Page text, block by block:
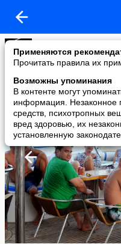
Применяются
Прочитать правила их
Возможны упоминания
В контенте могут
информация. Незаконное
средств, психотропных
вред здоровью, их
установленную
Lena V
added a photo
11 Nov в 01:58